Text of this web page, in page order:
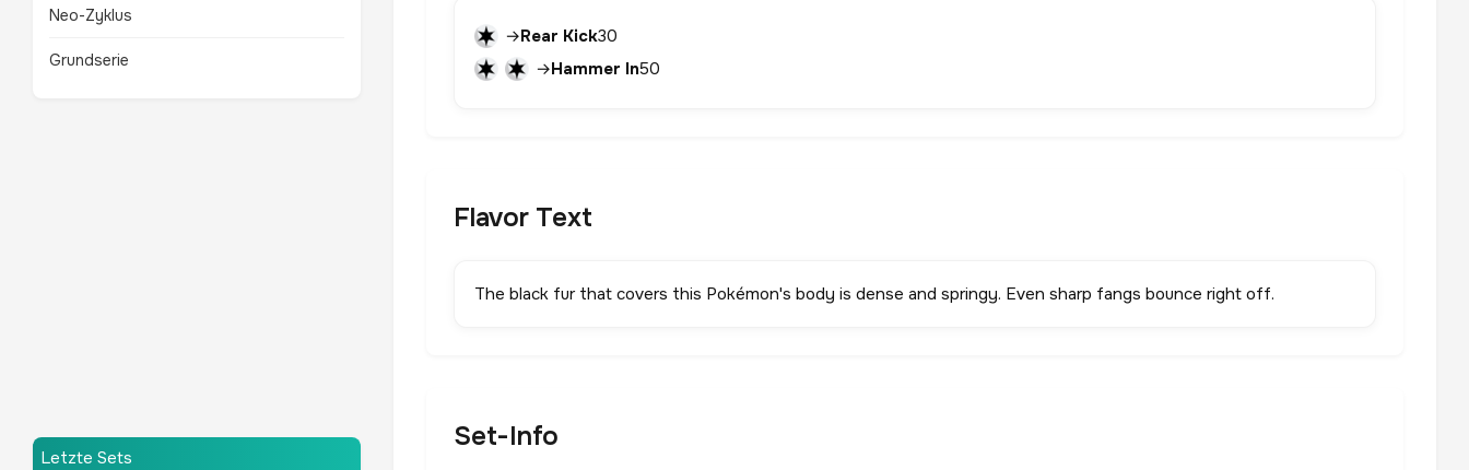
Neo-Zyklus
Grundserie
Letzte Sets
→Rear Kick30
→Hammer In50
Flavor Text
The black fur that covers this Pokémon's body is dense and springy. Even sharp fangs bounce right off.
Set-Info